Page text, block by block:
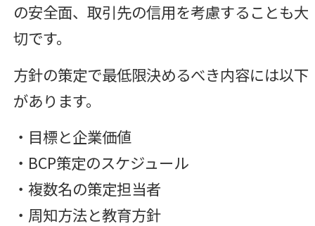
の安全面、取引先の信用を考慮することも大
切です。
方針の策定で最低限決めるべき内容には以下
があります。
・目標と企業価値
・BCP策定のスケジュール
・複数名の策定担当者
・周知方法と教育方針